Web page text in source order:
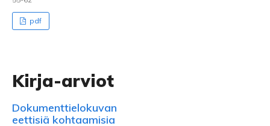
pdf
Kirja-arviot
Dokumenttielokuvan
eettisiä kohtaamisia